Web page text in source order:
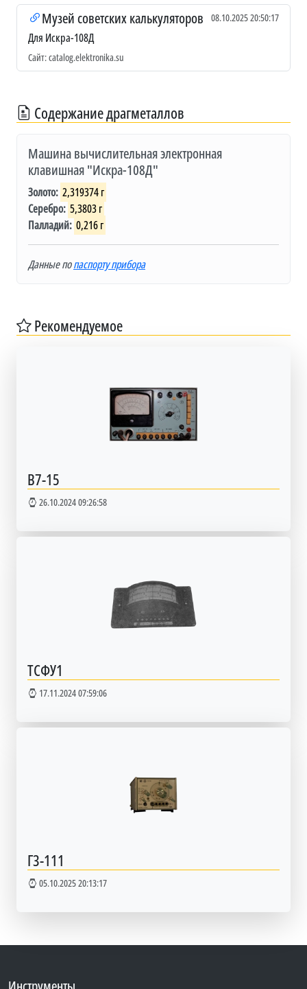
Музей советских калькуляторов 08.10.2025 20:50:17
Для Искра-108Д
Сайт: catalog.elektronika.su
Содержание драгметаллов
Машина вычислительная электронная
клавишная "Искра-108Д"
Золото: 2,319374 г
Серебро: 5,3803 г
Палладий: 0,216 г
Данные попаспорту прибора
Рекомендуемое
В7-15
26.10.2024 09:26:58
ТСФУ1
17.11.2024 07:59:06
Г3-111
05.10.2025 20:13:17